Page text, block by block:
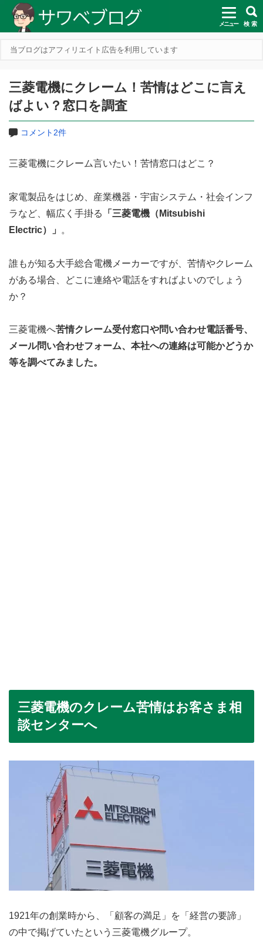
メニュー 検 索
当ブログはアフィリエイト広告を利用しています
三菱電機にクレーム！苦情はどこに言え
ばよい？窓口を調査
コメント2件
三菱電機にクレーム言いたい！苦情窓口はどこ？
家電製品をはじめ、産業機器・宇宙システム・社会インフ
ラなど、幅広く手掛る
「三菱電機（Mitsubishi
Electric）」
。
誰もが知る大手総合電機メーカーですが、苦情やクレーム
がある場合、どこに連絡や電話をすればよいのでしょう
か？
三菱電機へ苦情クレーム受付窓口や問い合わせ電話番号、
メール問い合わせフォーム、本社への連絡は可能かどうか
等を調べてみました。
三菱電機のクレーム苦情はお客さま相
談センターへ
1921年の創業時から、「顧客の満足」を「経営の要諦」
の中で掲げていたという三菱電機グループ。